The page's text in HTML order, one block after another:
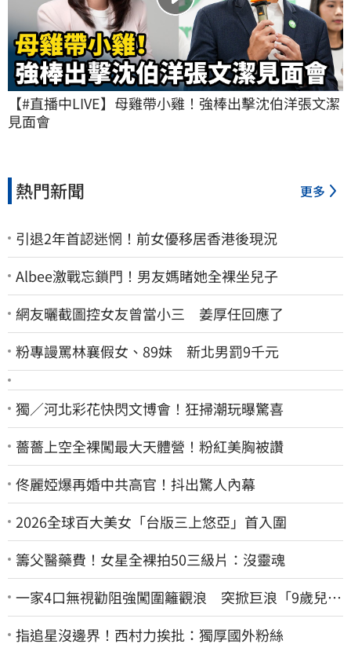
【#直播中LIVE】母雞帶小雞！強棒出擊沈伯洋張文潔
見面會
熱門新聞 更多
引退2年首認迷惘！前女優移居香港後現況
Albee激戰忘鎖門！男友媽睹她全裸坐兒子
網友曬截圖控女友曾當小三 姜厚任回應了
粉專謾罵林襄假女、89妹 新北男罰9千元
獨／河北彩花快閃文博會！狂掃潮玩曝驚喜
薔薔上空全裸闖最大天體營！粉紅美胸被讚
佟麗婭爆再婚中共高官！抖出驚人內幕
2026全球百大美女「台版三上悠亞」首入圍
籌父醫藥費！女星全裸拍50三級片：沒靈魂
一家4口無視勸阻強闖圍籬觀浪 突掀巨浪「9歲兒當
場遭捲入海」
指追星沒邊界！西村力挨批：獨厚國外粉絲